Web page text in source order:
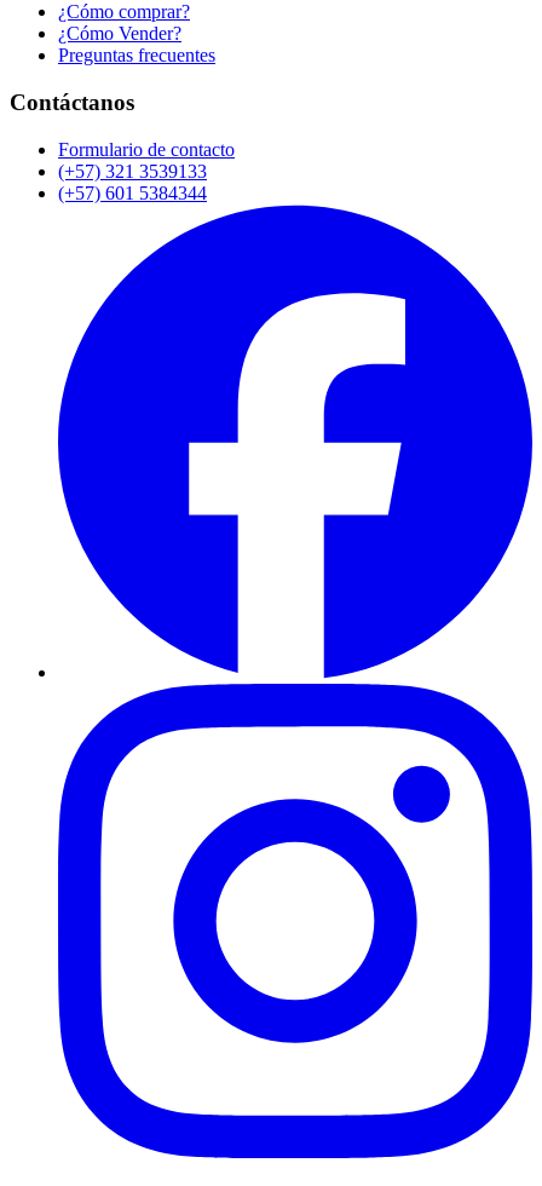
¿Cómo comprar?
¿Cómo Vender?
Preguntas frecuentes
Contáctanos
Formulario de contacto
(+57) 321 3539133
(+57) 601 5384344